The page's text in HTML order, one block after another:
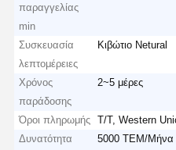
παραγγελίας
min
Συσκευασία
λεπτομέρειες
Κιβώτιο Netural
Χρόνος
παράδοσης
2~5 μέρες
Όροι πληρωμής
T/T, Western
Δυνατότητα
5000 ΤΕΜ/Μήνα